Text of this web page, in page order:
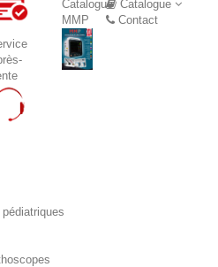
Catalogue
Catalogue
MMP
Contact